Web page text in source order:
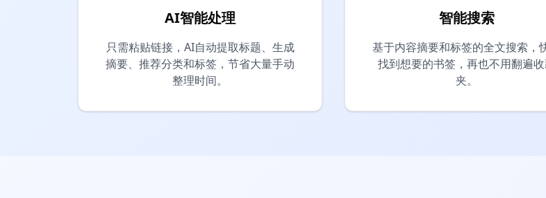
AI智能处理
只需粘贴链接，AI自动提取标题、生成
摘要、推荐分类和标签，节省大量手动
整理时间。
智能搜索
基于内容摘要和标签的全文搜索，
找到想要的书签，再也不用翻遍
夹。